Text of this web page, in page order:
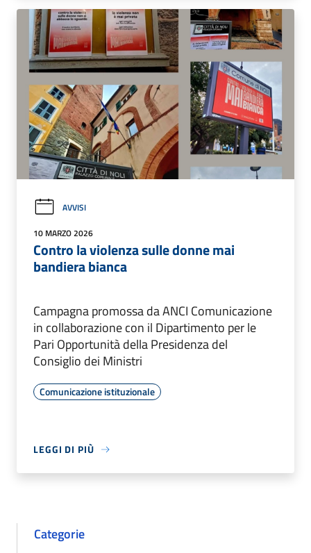
AVVISI
10 MARZO 2026
Contro la violenza sulle donne mai
bandiera bianca
Campagna promossa da ANCI Comunicazione
in collaborazione con il Dipartimento per le
Pari Opportunità della Presidenza del
Consiglio dei Ministri
Comunicazione istituzionale
LEGGI DI PIÙ
Categorie